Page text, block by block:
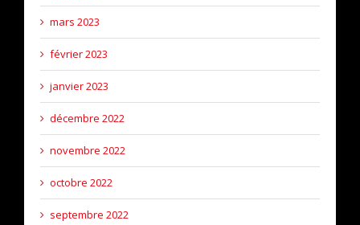
mars 2023
février 2023
janvier 2023
décembre 2022
novembre 2022
octobre 2022
septembre 2022